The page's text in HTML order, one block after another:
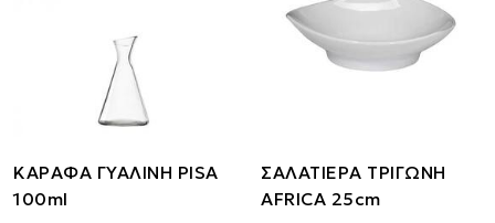
ΚΑΡΑΦΑ ΓΥΑΛΙΝΗ PISA
100ml
ΣΑΛΑΤΙΕΡΑ ΤΡΙΓΩΝΗ
AFRICA 25cm